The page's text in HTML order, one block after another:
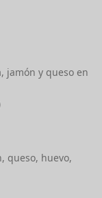
jamón y queso en
queso, huevo,